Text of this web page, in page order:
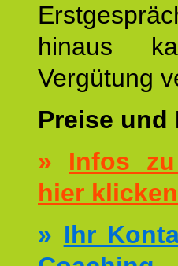
hinaus
Vergütung
Preise
» Infos
hier
» Ihr